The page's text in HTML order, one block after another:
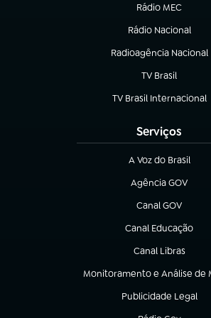
Rádio MEC
Rádio Nacional
(abre em nova aba)
Radioagência Nacional
(abre em nova aba)
TV Brasil
(abre em nova
TV Brasil Internacional
(abre em nova aba)
Serviços
A Voz do Brasil
(abre em nova aba)
Agência GOV
(abre em nova aba)
Canal GOV
(abre em nova
Canal Educação
(abre em nova aba)
Canal Libras
(abre em nova aba)
Monitoramento e Análise de
(abre em nova aba)
Publicidade Legal
(abre em nova aba)